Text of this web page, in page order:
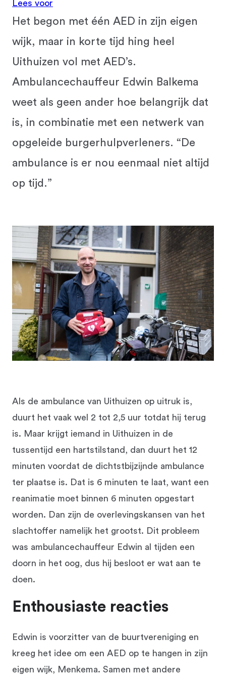
Lees voor
Het begon met één AED in zijn eigen
wijk, maar in korte tijd hing heel
Uithuizen vol met AED’s.
Ambulancechauffeur Edwin Balkema
weet als geen ander hoe belangrijk dat
is, in combinatie met een netwerk van
opgeleide burgerhulpverleners. “De
ambulance is er nou eenmaal niet altijd
op tijd.”
Als de ambulance van Uithuizen op uitruk is,
duurt het vaak wel 2 tot 2,5 uur totdat hij terug
is. Maar krijgt iemand in Uithuizen in de
tussentijd een hartstilstand, dan duurt het 12
minuten voordat de dichtstbijzijnde ambulance
ter plaatse is. Dat is 6 minuten te laat, want een
reanimatie moet binnen 6 minuten opgestart
worden. Dan zijn de overlevingskansen van het
slachtoffer namelijk het grootst. Dit probleem
was ambulancechauffeur Edwin al tijden een
doorn in het oog, dus hij besloot er wat aan te
doen.
Enthousiaste reacties
Edwin is voorzitter van de buurtvereniging en
kreeg het idee om een AED op te hangen in zijn
eigen wijk, Menkema. Samen met andere